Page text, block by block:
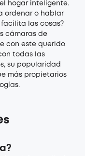
hogar inteligente.
ordenar o hablar
las cosas?
cámaras de
con este querido
todas las
su popularidad
más propietarios